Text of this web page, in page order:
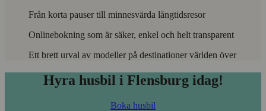
Från korta pauser till minnesvärda långtidsresor
Onlinebokning som är säker, enkel och helt transparent
Ett brett urval av modeller på destinationer världen över
Hyra husbil i Flensburg idag!
Boka husbil